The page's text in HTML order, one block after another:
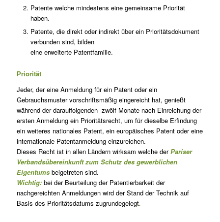
Patente welche mindestens eine gemeinsame Priorität
haben.
Patente, die direkt oder indirekt über ein Prioritätsdokument
verbunden sind, bilden
eine erweiterte Patentfamilie.
Priorität
Jeder, der eine Anmeldung für ein Patent oder ein
Gebrauchsmuster vorschriftsmäßig eingereicht hat, genießt
während der darauffolgenden zwölf Monate nach Einreichung der
ersten Anmeldung ein Prioritätsrecht, um für dieselbe Erfindung
ein weiteres nationales Patent, ein europäisches Patent oder eine
internationale Patentanmeldung einzureichen.
Dieses Recht ist in allen Ländern wirksam welche derPariser
Verbandsübereinkunft zum Schutz des gewerblichen
Eigentums beigetreten sind.
Wichtig: bei der Beurteilung der Patentierbarkeit der
nachgereichten Anmeldungen wird der Stand der Technik auf
Basis des Prioritätsdatums zugrundegelegt.